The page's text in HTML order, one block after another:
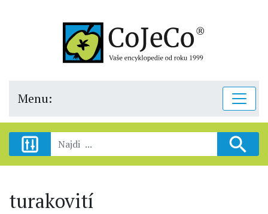
Menu:
turakovití